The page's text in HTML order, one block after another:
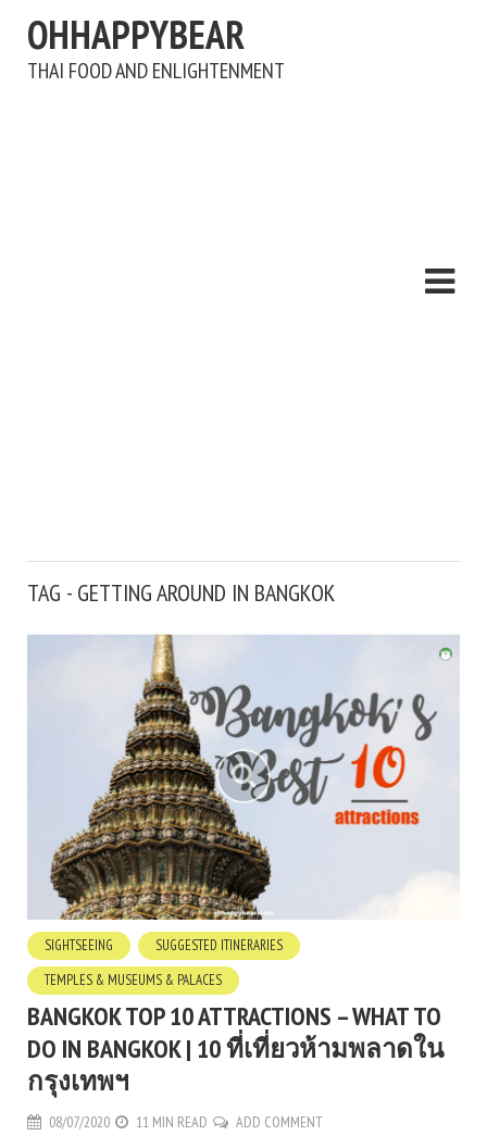
OHHAPPYBEAR
THAI FOOD AND ENLIGHTENMENT
TAG - GETTING AROUND IN BANGKOK
SIGHTSEEING
SUGGESTED ITINERARIES
TEMPLES & MUSEUMS & PALACES
BANGKOK TOP 10 ATTRACTIONS – WHAT TO
DO IN BANGKOK | 10 ที่เที่ยวห้ามพลาดใน
กรุงเทพฯ
08/07/2020 11 MIN READ ADD COMMENT